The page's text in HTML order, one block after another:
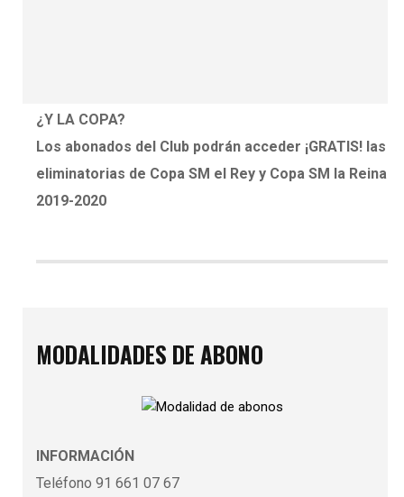
¿Y LA COPA?
Los abonados del Club podrán acceder ¡GRATIS! las
eliminatorias de Copa SM el Rey y Copa SM la Reina
2019-2020
MODALIDADES DE ABONO
INFORMACIÓN
Teléfono 91 661 07 67